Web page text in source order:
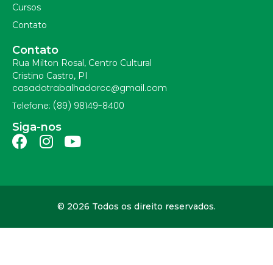
Cursos
Contato
Contato
Rua Milton Rosal, Centro Cultural
Cristino Castro, PI
casadotrabalhadorcc@gmail.com
Telefone: (89) 98149-8400
Siga-nos
© 2026 Todos os direito reservados.